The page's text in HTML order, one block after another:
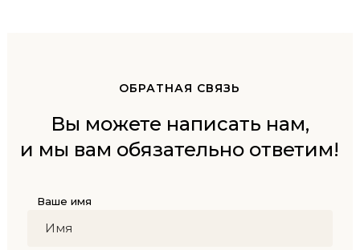
ОБРАТНАЯ СВЯЗЬ
Вы можете написать нам,
и мы вам обязательно ответим!
Ваше имя